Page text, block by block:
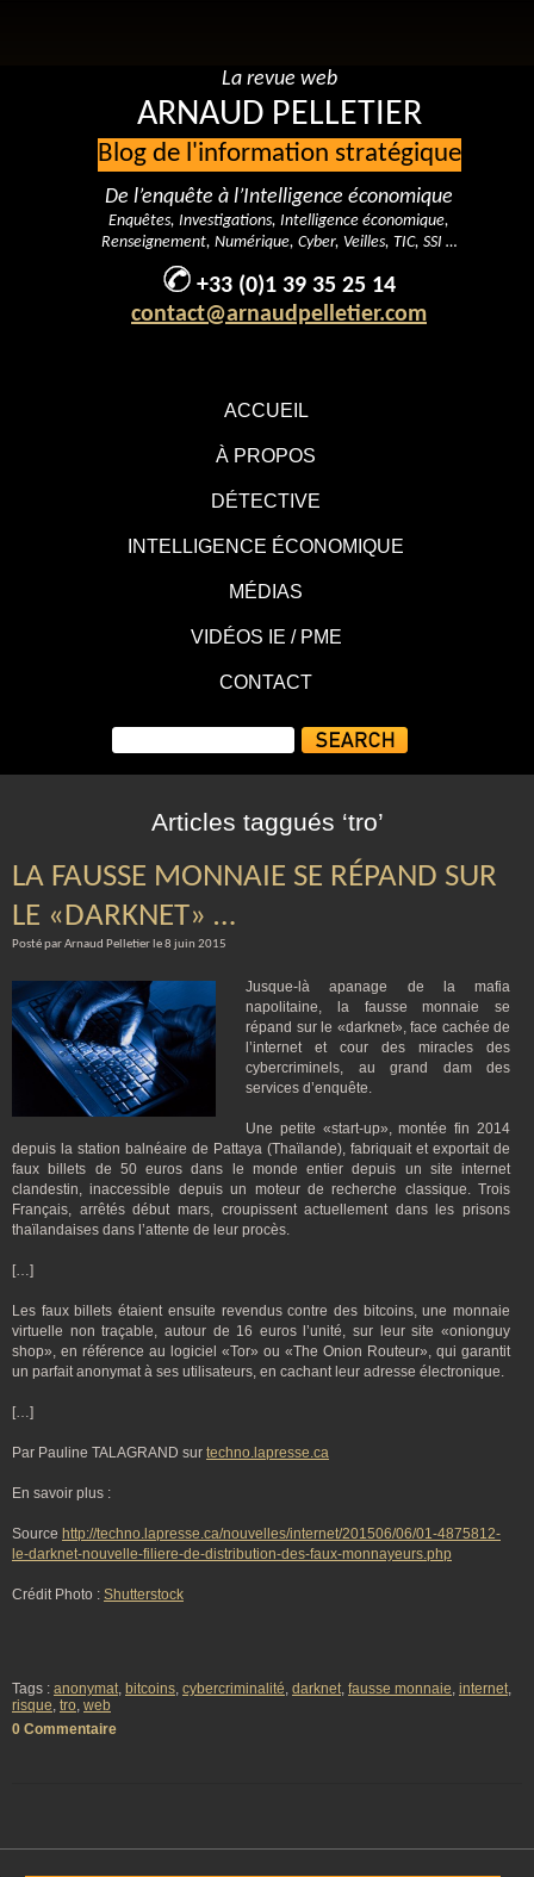
ACCUEIL
À PROPOS
DÉTECTIVE
INTELLIGENCE ÉCONOMIQUE
MÉDIAS
VIDÉOS IE / PME
CONTACT
La revue web
ARNAUD PELLETIER
Blog de l'information stratégique
De l’enquête à l’Intelligence économique
Enquêtes, Investigations, Intelligence économique,
Renseignement, Numérique, Cyber, Veilles, TIC, SSI …
+33 (0)1 39 35 25 14
contact@arnaudpelletier.com
Articles taggués ‘tro’
LA FAUSSE MONNAIE SE RÉPAND SUR
LE «DARKNET» …
Posté par Arnaud Pelletier le 8 juin 2015
Jusque-là apanage de la mafia
napolitaine, la fausse monnaie se
répand sur le «darknet», face cachée de
l’internet et cour des miracles des
cybercriminels, au grand dam des
services d’enquête.
Une petite «start-up», montée fin 2014
depuis la station balnéaire de Pattaya (Thaïlande), fabriquait et exportait de
faux billets de 50 euros dans le monde entier depuis un site internet
clandestin, inaccessible depuis un moteur de recherche classique. Trois
Français, arrêtés début mars, croupissent actuellement dans les prisons
thaïlandaises dans l’attente de leur procès.
[…]
Les faux billets étaient ensuite revendus contre des bitcoins, une monnaie
virtuelle non traçable, autour de 16 euros l’unité, sur leur site «onionguy
shop», en référence au logiciel «Tor» ou «The Onion Routeur», qui garantit
un parfait anonymat à ses utilisateurs, en cachant leur adresse électronique.
[…]
Par Pauline TALAGRAND sur techno.lapresse.ca
En savoir plus :
Source http://techno.lapresse.ca/nouvelles/internet/201506/06/01-4875812-
le-darknet-nouvelle-filiere-de-distribution-des-faux-monnayeurs.php
Crédit Photo : Shutterstock
Tags : anonymat, bitcoins, cybercriminalité, darknet, fausse monnaie, internet,
risque, tro, web
0 Commentaire